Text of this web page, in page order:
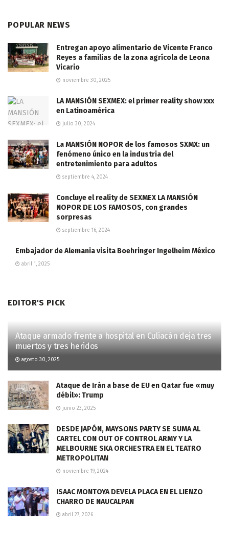
POPULAR NEWS
Entregan apoyo alimentario de Vicente Franco
Reyes a familias de la zona agrícola de Leona
Vicario
noviembre 30, 2025
LA MANSIÓN SEXMEX: el primer reality show xxx
en Latinoamérica
julio 30, 2024
La MANSIÓN NOPOR de los famosos SXMX: un
fenómeno único en la industria del
entretenimiento para adultos
septiembre 4, 2024
Concluye el reality de SEXMEX LA MANSIÓN
NOPOR DE LOS FAMOSOS, con grandes
sorpresas
septiembre 16, 2024
Embajador de Alemania visita Boehringer Ingelheim México
abril 1, 2025
EDITOR'S PICK
Ataque armado frente a hospital en Culiacán deja tres
muertos y tres heridos
agosto 30, 2025
Ataque de Irán a base de EU en Qatar fue «muy
débil»: Trump
junio 23, 2025
DESDE JAPÓN, MAYSONS PARTY SE SUMA AL
CARTEL CON OUT OF CONTROL ARMY Y LA
MELBOURNE SKA ORCHESTRA EN EL TEATRO
METROPOLITAN
noviembre 19, 2024
ISAAC MONTOYA DEVELA PLACA EN EL LIENZO
CHARRO DE NAUCALPAN
abril 27, 2026